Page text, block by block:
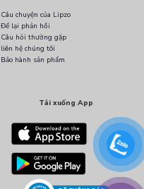
Câu chuyện của Lipzo
Để lại phản hồi
Câu hỏi thường gặp
liên hệ chúng tôi
Bảo hành sản phẩm
Tải xuống App